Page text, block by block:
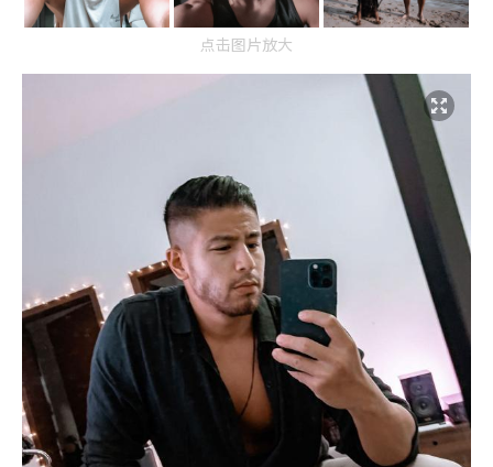
点击图片放大